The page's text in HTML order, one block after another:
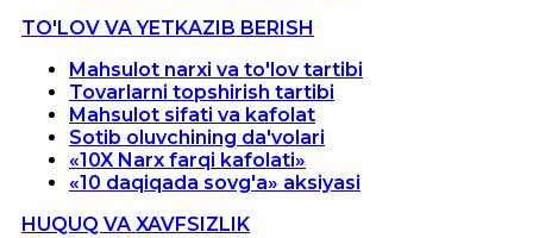
TO'LOV VA YETKAZIB BERISH
Mahsulot narxi va to'lov tartibi
Tovarlarni topshirish tartibi
Mahsulot sifati va kafolat
Sotib oluvchining da'volari
«10X Narx farqi kafolati»
«10 daqiqada sovg'a» aksiyasi
HUQUQ VA XAVFSIZLIK